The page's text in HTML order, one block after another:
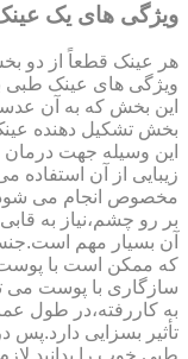
ویژگی های یک
هر عینک قطعاً از دو
ویژگی های عینک طبی
این بخش که به آن
بخش تشکیل دهنده
این وسیله جهت درمان
زیبایی از آن
مخصوص انجام می شود
بر رو چشم،نیاز به
آن بسیار مهم
که ممکن است با پوست
سازگاری با پوست می
به کاررفته،در طول
تأثیر بسزایی دارد.پس